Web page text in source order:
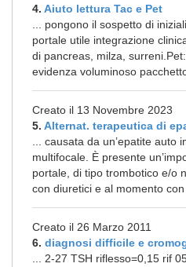
4. Aiuto lettura Tac e Pet
... pongono il sospetto di
portale utile integrazione
di pancreas, milza,
evidenza voluminoso pacchetto
Creato il 13 Novembre 2023
5. Alternat. terapeutica di
... causata da un’epatite
multifocale. È presente
portale, di tipo trombotico e/o
con diuretici e al momento con
Creato il 26 Marzo 2011
6. diagnosi difficile e
... 2-27 TSH riflesso=0,15 rif